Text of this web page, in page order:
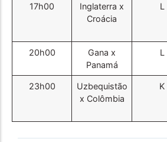
17h00
Inglaterra x
Croácia
L
20h00
Gana x
Panamá
L
23h00
Uzbequistão
x Colômbia
K